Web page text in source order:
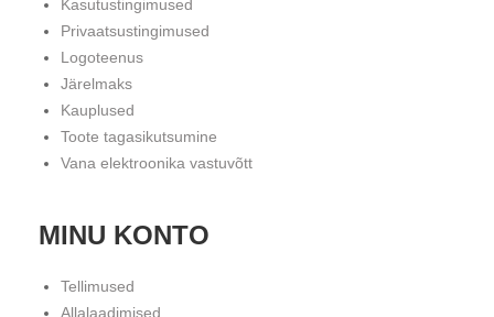
Kasutustingimused
Privaatsustingimused
Logoteenus
Järelmaks
Kauplused
Toote tagasikutsumine
Vana elektroonika vastuvõtt
MINU KONTO
Tellimused
Allalaadimised